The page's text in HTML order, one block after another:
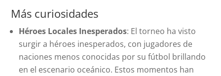
Más curiosidades
Héroes Locales Inesperados: El torneo ha visto
surgir a héroes inesperados, con jugadores de
naciones menos conocidas por su fútbol brillando
en el escenario oceánico. Estos momentos han